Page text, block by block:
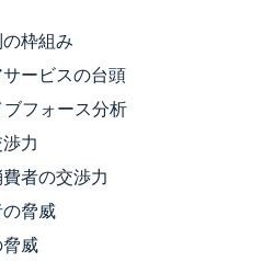
枠組み
ービスの台頭
フォース分析
力
者の交渉力
の脅威
脅威